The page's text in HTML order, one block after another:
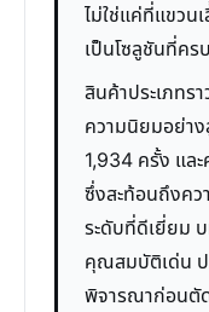
ไม่ใช่แค่ที่แขวน
เป็นโซลูชันที่คร
สินค้าประเภทร
ความนิยมอย่า
1,934 ครั้ง แล
ซึ่งสะท้อนถึงคว
ระดับที่ดีเยี่ยม
คุณสมบัติเด่น ป
พิจารณาก่อนตั